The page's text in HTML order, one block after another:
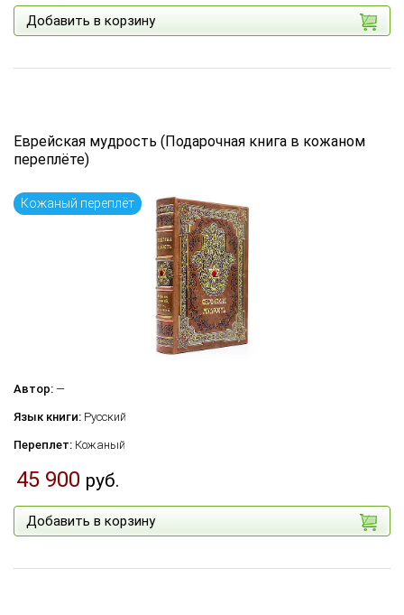
Добавить в корзину
Еврейская мудрость (Подарочная книга в кожаном
переплёте)
Кожаный переплёт
Автор: —
Язык книги: Русский
Переплет: Кожаный
45 900 руб.
Добавить в корзину